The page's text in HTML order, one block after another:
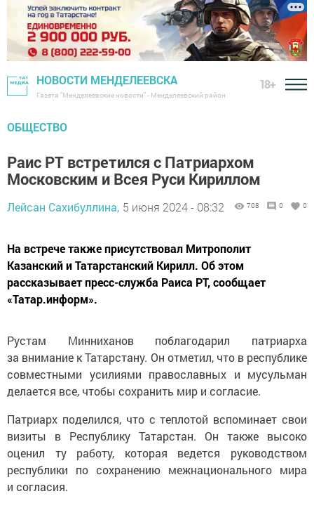
НОВОСТИ МЕНДЕЛЕЕВСКА
Газета "Менделеевские новости" - Менделеевский район
18+
ОБЩЕСТВО
Раис РТ встретился с Патриархом
Московским и Всея Руси Кириллом
Лейсан Сахибуллина, 5 июня 2024 - 08:32 708 0 0
На встрече также присутствовал Митрополит
Казанский и Татарстанский Кирилл. Об этом
рассказывает пресс-служба Раиса РТ, сообщает
«Татар.информ».
Рустам Минниханов поблагодарил патриарха
за внимание к Татарстану. Он отметил, что в республике
совместными усилиями православных и мусульман
делается все, чтобы сохранить мир и согласие.
Патриарх поделился, что с теплотой вспоминает свои
визиты в Республику Татарстан. Он также высоко
оценил ту работу, которая ведется руководством
республики по сохранению межнационального мира
и согласия.